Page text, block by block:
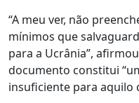
“A meu ver, não
mínimos que
para a Ucrânia”,
documento constitui
insuficiente para aquilo